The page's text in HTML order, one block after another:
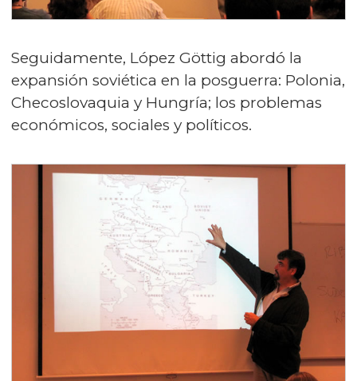
Seguidamente, López Göttig abordó la
expansión soviética en la posguerra: Polonia,
Checoslovaquia y Hungría; los problemas
económicos, sociales y políticos.